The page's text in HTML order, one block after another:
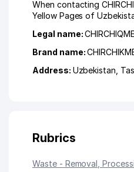
When contacting
Yellow Pages of
Legal name:
Brand name:
Address: Uzbekistan,
Rubrics
Waste - Removal,